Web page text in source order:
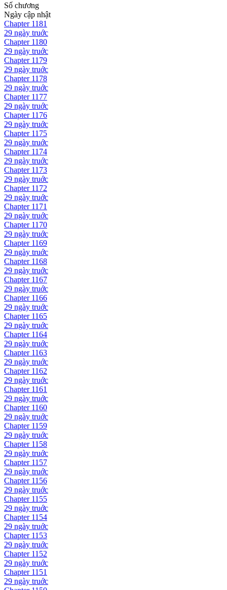
Số chương
Ngày cập nhật
Chapter 1181
29 ngày truớc
Chapter 1180
29 ngày truớc
Chapter 1179
29 ngày truớc
Chapter 1178
29 ngày truớc
Chapter 1177
29 ngày truớc
Chapter 1176
29 ngày truớc
Chapter 1175
29 ngày truớc
Chapter 1174
29 ngày truớc
Chapter 1173
29 ngày truớc
Chapter 1172
29 ngày truớc
Chapter 1171
29 ngày truớc
Chapter 1170
29 ngày truớc
Chapter 1169
29 ngày truớc
Chapter 1168
29 ngày truớc
Chapter 1167
29 ngày truớc
Chapter 1166
29 ngày truớc
Chapter 1165
29 ngày truớc
Chapter 1164
29 ngày truớc
Chapter 1163
29 ngày truớc
Chapter 1162
29 ngày truớc
Chapter 1161
29 ngày truớc
Chapter 1160
29 ngày truớc
Chapter 1159
29 ngày truớc
Chapter 1158
29 ngày truớc
Chapter 1157
29 ngày truớc
Chapter 1156
29 ngày truớc
Chapter 1155
29 ngày truớc
Chapter 1154
29 ngày truớc
Chapter 1153
29 ngày truớc
Chapter 1152
29 ngày truớc
Chapter 1151
29 ngày truớc